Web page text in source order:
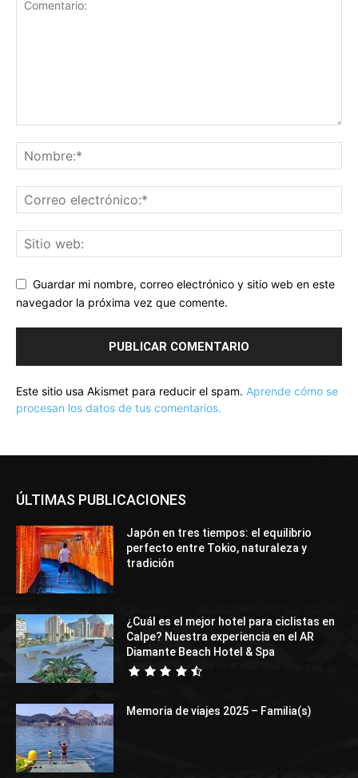
Guardar mi nombre, correo electrónico y sitio web en este
navegador la próxima vez que comente.
Este sitio usa Akismet para reducir el spam. Aprende cómo se
procesan los datos de tus comentarios.
ÚLTIMAS PUBLICACIONES
Japón en tres tiempos: el equilibrio
perfecto entre Tokio, naturaleza y
tradición
¿Cuál es el mejor hotel para ciclistas en
Calpe? Nuestra experiencia en el AR
Diamante Beach Hotel & Spa
Memoria de viajes 2025 – Familia(s)